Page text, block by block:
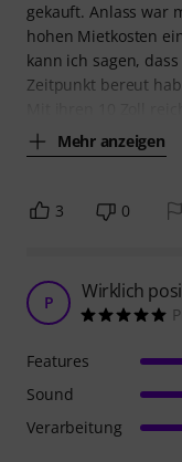
gekauft. Anlass war
hohen Mietkosten
kann ich sagen,
Zeitpunkt bereut
Mehr anzeigen
3 0
P Wirklich
Features
Sound
Verarbeitung